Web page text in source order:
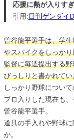
応援に熱が入りす
引用:日刊ゲンダイ
曽谷龍平選手は、学
やスパイクをしっか
監督に毎週提出する
びっしりと書かれて
しっかり野球につい
プロ入りした現在も
曽谷龍平選手。
道具の手入れや野球
か。